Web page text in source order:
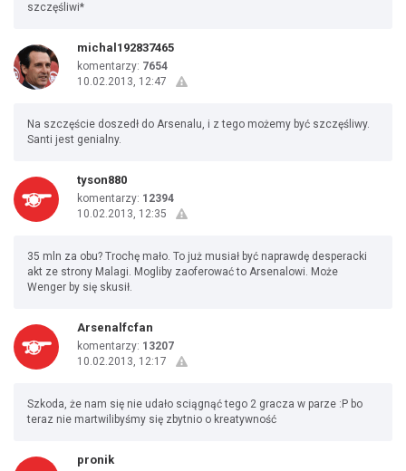
szczęśliwi*
michal192837465
komentarzy: 7654
10.02.2013, 12:47
Na szczęście doszedł do Arsenalu, i z tego możemy być szczęśliwy.
Santi jest genialny.
tyson880
komentarzy: 12394
10.02.2013, 12:35
35 mln za obu? Trochę mało. To już musiał być naprawdę desperacki
akt ze strony Malagi. Mogliby zaoferować to Arsenalowi. Może
Wenger by się skusił.
Arsenalfcfan
komentarzy: 13207
10.02.2013, 12:17
Szkoda, że nam się nie udało sciągnąć tego 2 gracza w parze :P bo
teraz nie martwilibyśmy się zbytnio o kreatywność
pronik